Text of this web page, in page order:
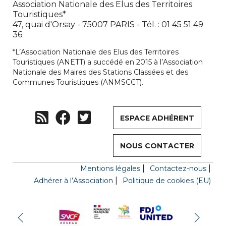
Association Nationale des Elus des Territoires
Touristiques*
47, quai d'Orsay - 75007 PARIS - Tél. : 01 45 51 49
36
*L’Association Nationale des Elus des Territoires
Touristiques (ANETT) a succédé en 2015 à l’Association
Nationale des Maires des Stations Classées et des
Communes Touristiques (ANMSCCT).
ESPACE ADHÉRENT
NOUS CONTACTER
Mentions légales
Contactez-nous
Adhérer à l’Association
Politique de cookies (EU)